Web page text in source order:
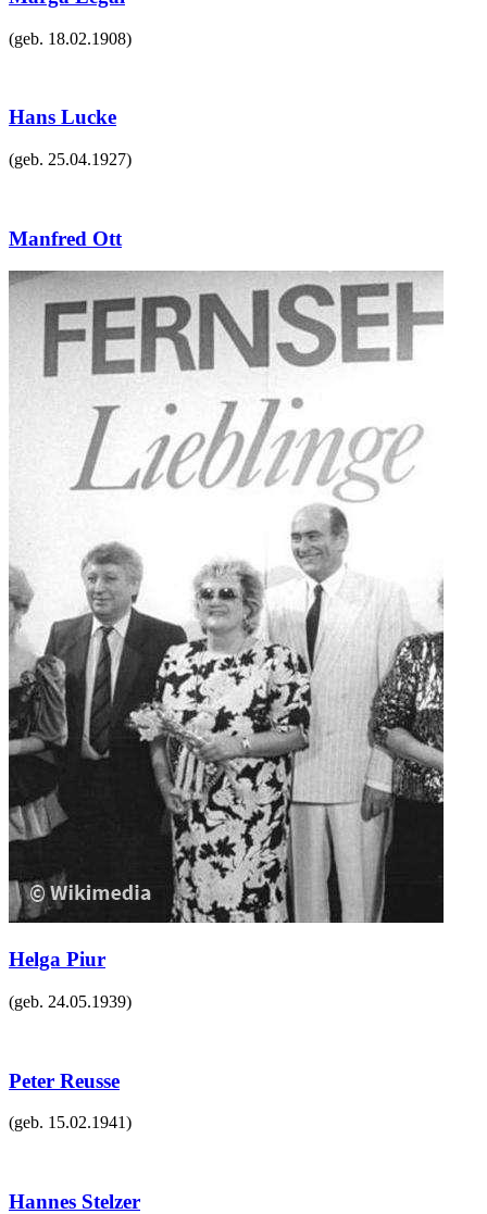
(geb. 18.02.1908)
Hans Lucke
(geb. 25.04.1927)
Manfred Ott
Helga Piur
(geb. 24.05.1939)
Peter Reusse
(geb. 15.02.1941)
Hannes Stelzer